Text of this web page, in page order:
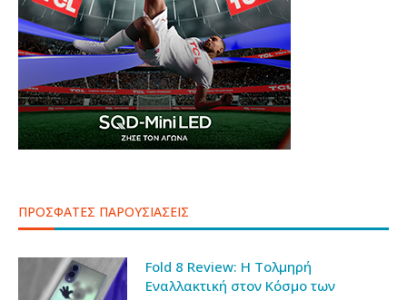
ΠΡΟΣΦΑΤΕΣ ΠΑΡΟΥΣΙΑΣΕΙΣ
Fold 8 Review: Η Τολμηρή
Εναλλακτική στον Κόσμο των